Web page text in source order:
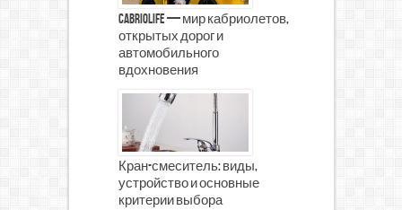
CabrioLife — мир кабриолетов,
открытых дорог и
автомобильного
вдохновения
Кран-смеситель: виды,
устройство и основные
критерии выбора